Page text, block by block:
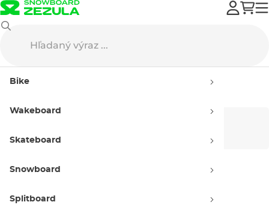
Bike
Wakeboard
Skateboard
Snowboard
Splitboard
Podkolienky Burton